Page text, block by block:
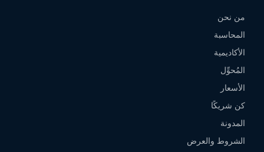
من نحن
المحاسبة
الأكاديمية
المُحوِّل
الأسعار
كن شريكًا
المدونة
الشروط والعرض